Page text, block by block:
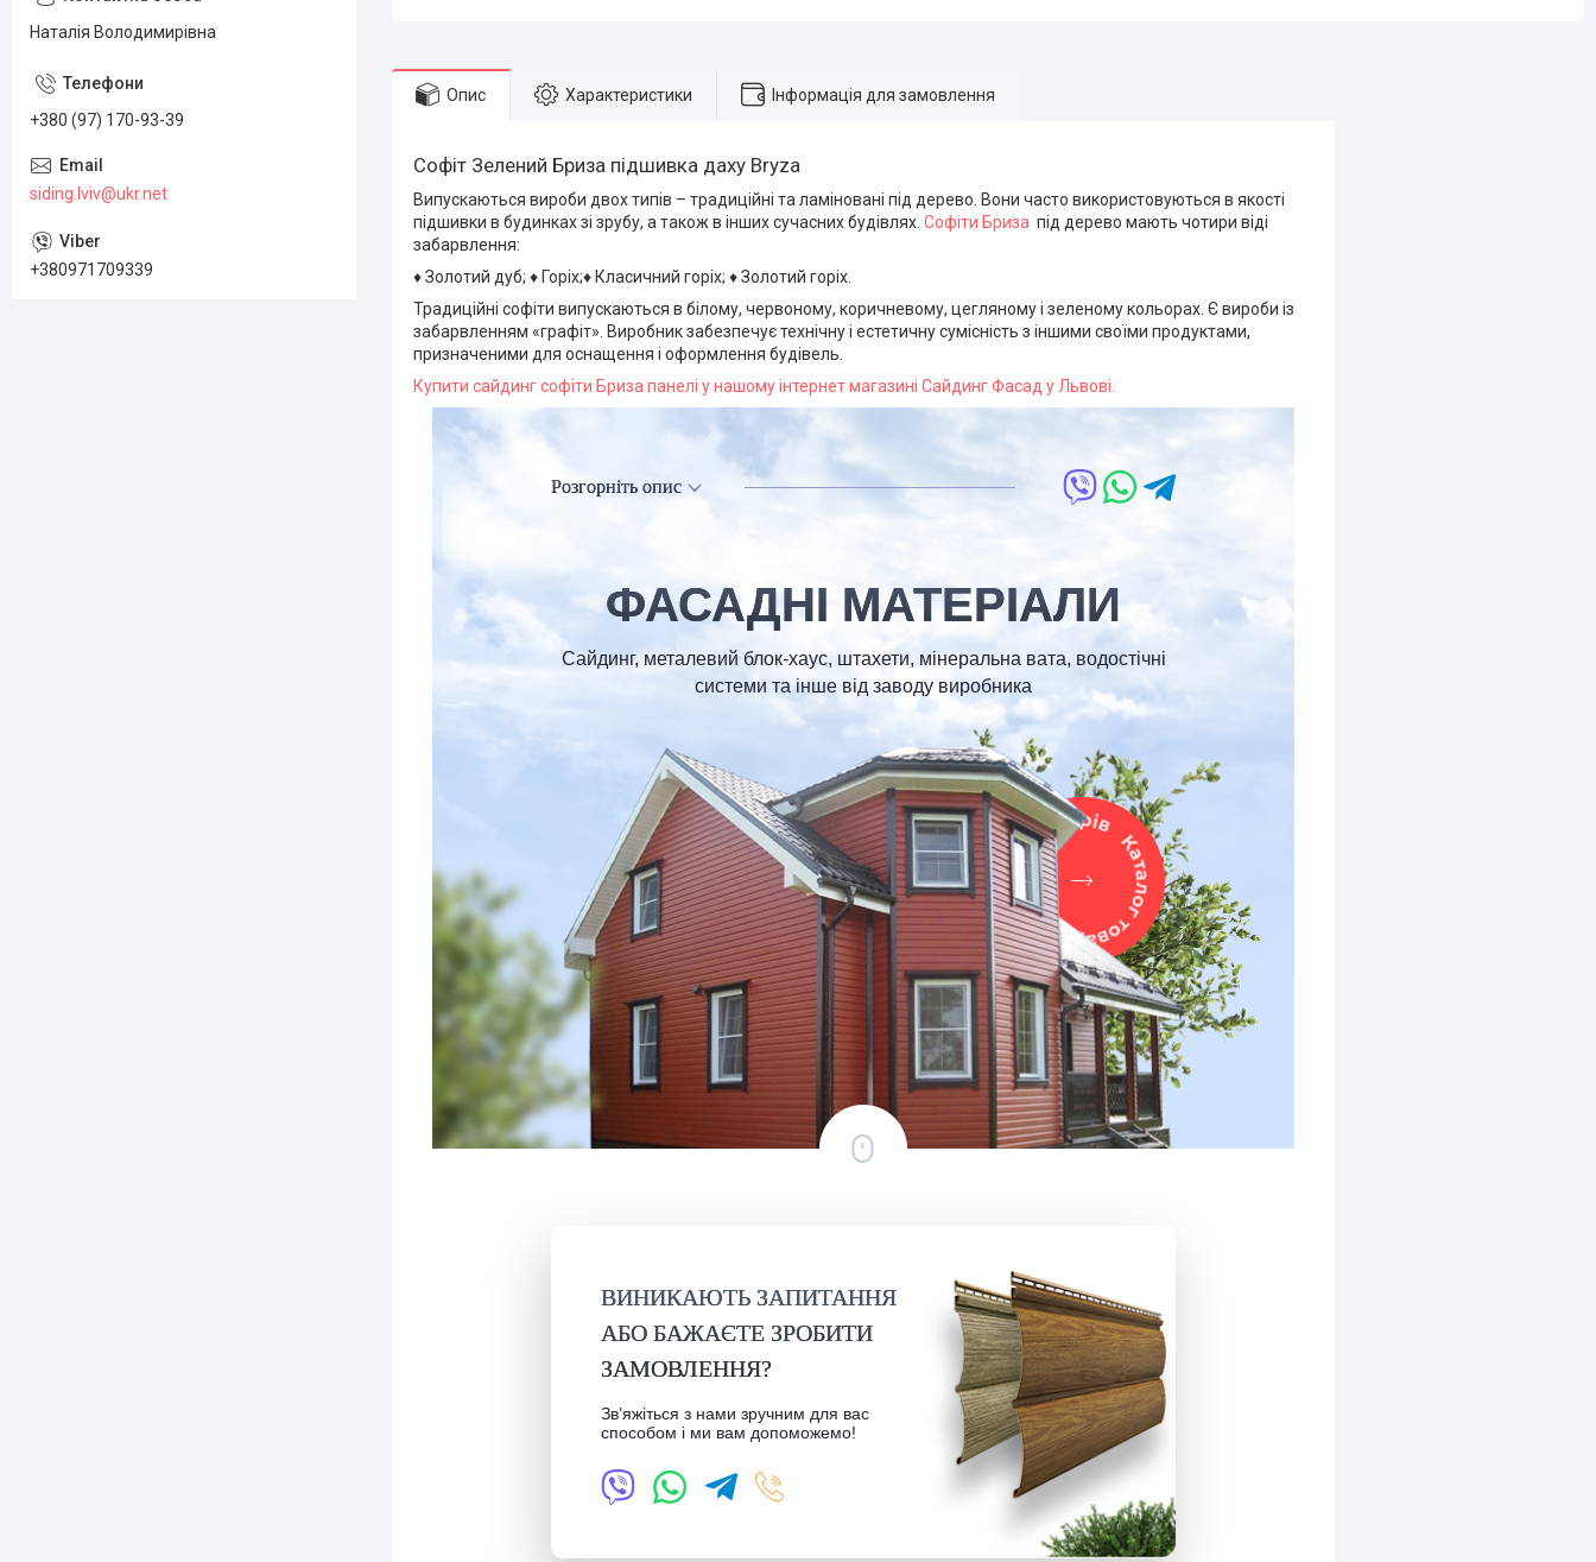
Опис Характеристики Інформація для замовлення
Софіт Зелений Бриза підшивка даху Bryza
Випускаються вироби двох типів – традиційні та ламіновані під дерево. Вони часто використовуються в якості
підшивки в будинках зі зрубу, а також в інших сучасних будівлях. Софіти Бриза під дерево мають чотири віді
забарвлення:
♦ Золотий дуб; ♦ Горіх;♦ Класичний горіх; ♦ Золотий горіх.
Традиційні софіти випускаються в білому, червоному, коричневому, цегляному і зеленому кольорах. Є вироби із
забарвленням «графіт». Виробник забезпечує технічну і естетичну сумісність з іншими своїми продуктами,
призначеними для оснащення і оформлення будівель.
Купити сайдинг софіти Бриза панелі у нашому інтернет магазині Сайдинг Фасад у Львові.
Розгорніть опис
ФАСАДНІ МАТЕРІАЛИ
Сайдинг, металевий блок-хаус, штахети, мінеральна вата, водостічні
системи та інше від заводу виробника
ВИНИКАЮТЬ ЗАПИТАННЯ
АБО БАЖАЄТЕ ЗРОБИТИ
ЗАМОВЛЕННЯ?
Зв’яжіться з нами зручним для вас
способом і ми вам допоможемо!
Наталія Володимирівна
+380 (97) 170-93-39
siding.lviv@ukr.net
+380971709339